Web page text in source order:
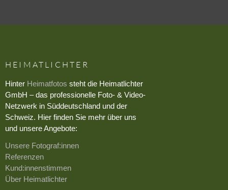
HEIMATLICHTER
Hinter Heimatfotos steht die Heimatlichter
GmbH – das professionelle Foto- & Video-
Netzwerk in Süddeutschland und der
Schweiz. Hier finden Sie mehr über uns
und unsere Angebote:
Unsere Fotograf:innen
Referenzen
Kund:innenstimmen
Über Heimatlichter